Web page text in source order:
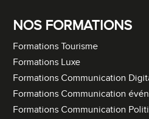
NOS FORMATIONS
Formations Tourisme
Formations Luxe
Formations Communication
Formations Communication
Formations Communication